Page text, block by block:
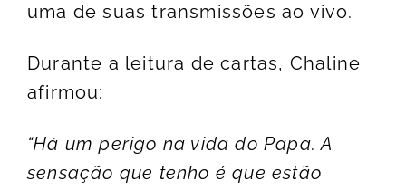
uma de suas transmissões ao vivo.
Durante a leitura de cartas, Chaline
afirmou:
“Há um perigo na vida do Papa. A
sensação que tenho é que estão